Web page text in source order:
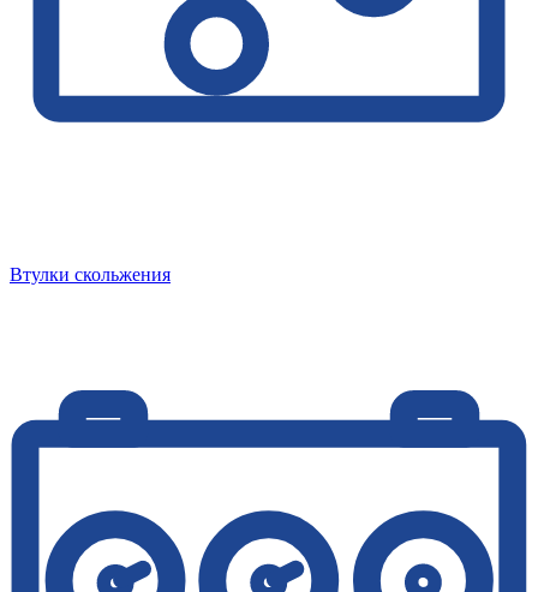
Втулки скольжения